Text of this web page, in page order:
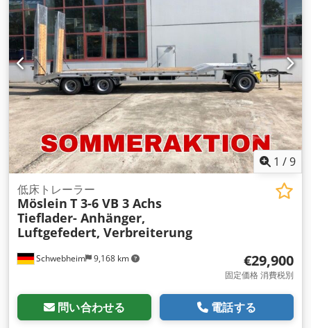
ック・ブレーキ・システム）, 圧縮空気ブレーキ
1 /9
Schwebheim 9,168 km
低床トレーラー
Möslein T 3-6 VB 3 Achs
Tieflader- Anhänger,
Luftgefedert, Verbreiterung
€29,900
固定価格 消費税別
問い合わせる 電話する